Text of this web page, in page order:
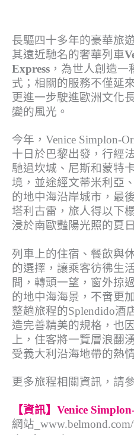
長驅四十多年的豪華
其遠近馳名的奢華列車
Express ，為世人創造
式；相關的服務不僅延
更進一步駛進歐洲文化
變的風光。
今年，Venice Simplon-
十日於巴黎出發，行經
馳過坎城、尼斯和蒙特
境，並途經文蒂米利亞
的地中海沿岸城市，
塔利古雷，旅人得以下
浸於南歐豔陽光照的夏
列車上的住宿、餐飲與
的選擇，讓乘客彷彿生
間，轉頭一望，窗外掠
的地中海海景，不啻更
整趟旅程的Splendido酒
造完善精美的規格，也
上，住客將一覽層浪翻
受義大利沿海地帶的熱
更多旅程相關資訊，請
【資訊】Venice
網站